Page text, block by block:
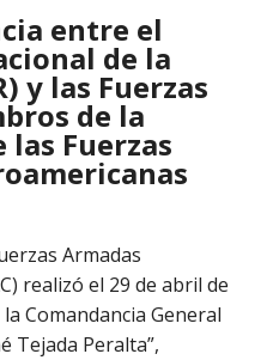
entre el
de la
y las Fuerzas
de la
las Fuerzas
Armadas
realizó el 29 de abril de
Comandancia General
Tejada Peralta”,